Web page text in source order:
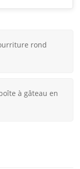
rond
à gâteau en